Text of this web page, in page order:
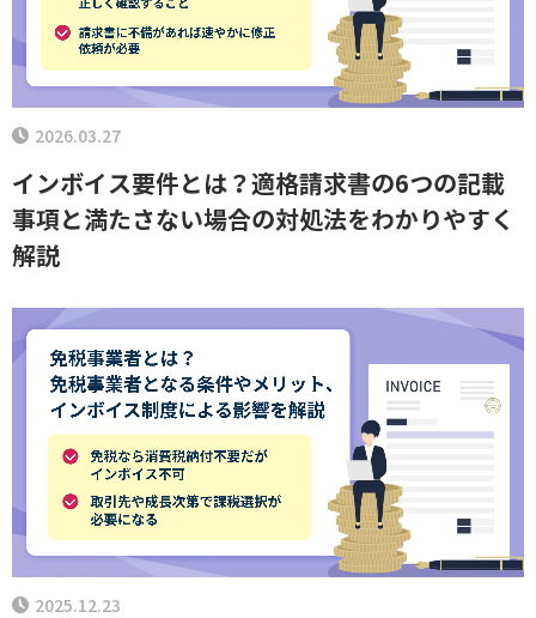
インボイス要件とは？適格請求書の6つの記載
事項と満たさない場合の対処法をわかりやすく
解説
2026.03.27
2025.12.23